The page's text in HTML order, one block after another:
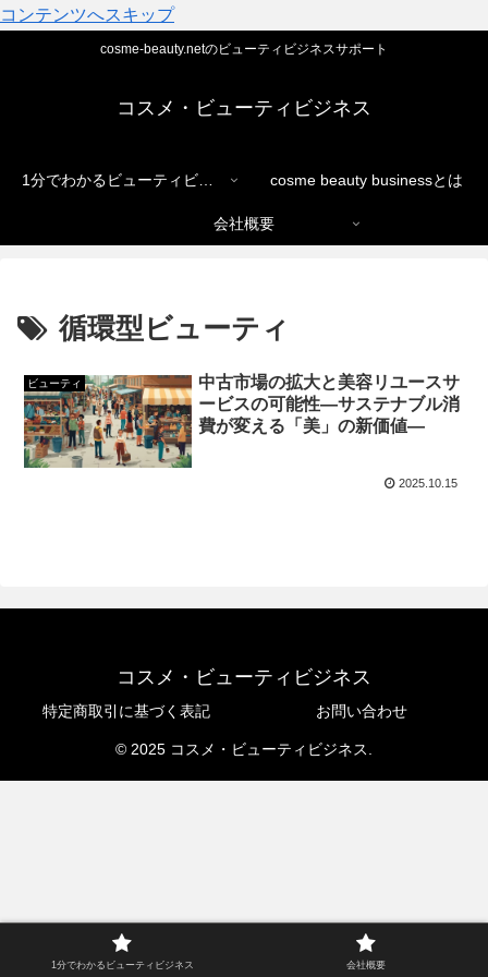
コンテンツへスキップ
cosme-beauty.netのビューティビジネスサポート
コスメ・ビューティビジネス
1分でわかるビューティビジネス cosme beauty businessとは
会社概要
循環型ビューティ
ビューティ
中古市場の拡大と美容リユースサ
ービスの可能性―サステナブル消
費が変える「美」の新価値―
2025.10.15
コスメ・ビューティビジネス
特定商取引に基づく表記 お問い合わせ
© 2025 コスメ・ビューティビジネス.
1分でわかるビューティビジネス 会社概要